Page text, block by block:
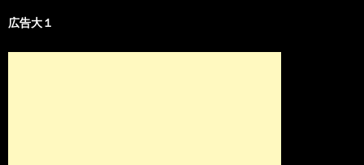
広告大１